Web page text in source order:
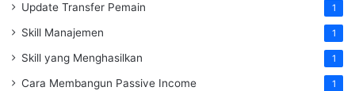
Update Transfer Pemain 1
Skill Manajemen 1
Skill yang Menghasilkan 1
Cara Membangun Passive Income 1